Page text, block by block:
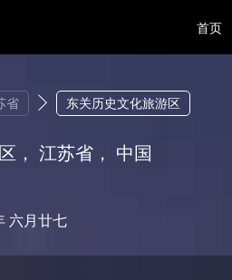
首页
省 东关历史文化旅游区
， 江苏省， 中国
六月廿七